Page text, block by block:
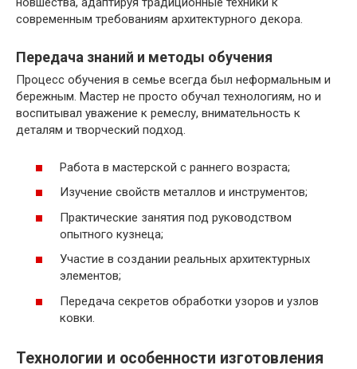
современным требованиям архитектурного декора.
Передача знаний и методы обучения
Процесс обучения в семье всегда был неформальным и
бережным. Мастер не просто обучал технологиям, но и
воспитывал уважение к ремеслу, внимательность к
деталям и творческий подход.
Работа в мастерской с раннего возраста;
Изучение свойств металлов и инструментов;
Практические занятия под руководством
опытного кузнеца;
Участие в создании реальных архитектурных
элементов;
Передача секретов обработки узоров и узлов
ковки.
Технологии и особенности изготовления